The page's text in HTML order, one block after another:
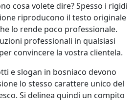
cosa volete dire? Spesso i rigidi
riproducono il testo originale
lo rende poco professionale.
professionali in qualsiasi
convincere la vostra clientela.
e slogan in bosniaco devono
lo stesso carattere unico del
Si delinea quindi un compito